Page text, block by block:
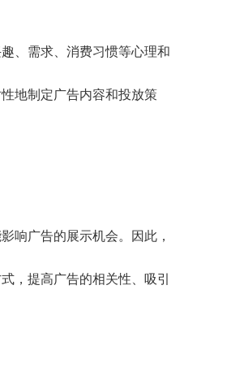
、需求、消费习惯等心理和
地制定广告内容和投放策
响广告的展示机会。因此，
，提高广告的相关性、吸引